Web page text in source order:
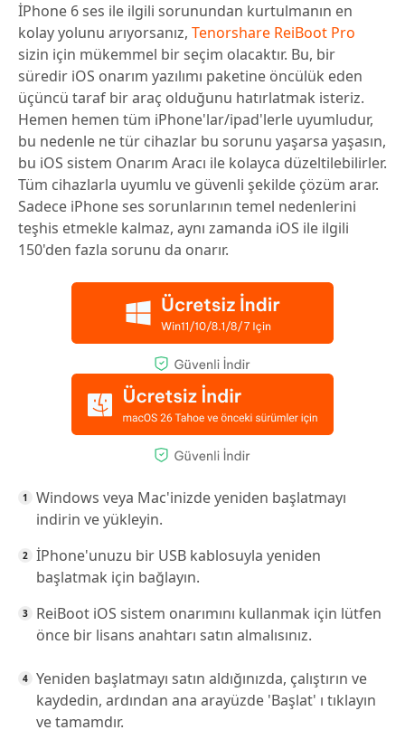
İPhone 6 ses ile ilgili sorunundan kurtulmanın en
kolay yolunu arıyorsanız, Tenorshare ReiBoot Pro
sizin için mükemmel bir seçim olacaktır. Bu, bir
süredir iOS onarım yazılımı paketine öncülük eden
üçüncü taraf bir araç olduğunu hatırlatmak isteriz.
Hemen hemen tüm iPhone'lar/ipad'lerle uyumludur,
bu nedenle ne tür cihazlar bu sorunu yaşarsa yaşasın,
bu iOS sistem Onarım Aracı ile kolayca düzeltilebilirler.
Tüm cihazlarla uyumlu ve güvenli şekilde çözüm arar.
Sadece iPhone ses sorunlarının temel nedenlerini
teşhis etmekle kalmaz, aynı zamanda iOS ile ilgili
150'den fazla sorunu da onarır.
Windows veya Mac'inizde yeniden başlatmayı
indirin ve yükleyin.
İPhone'unuzu bir USB kablosuyla yeniden
başlatmak için bağlayın.
ReiBoot iOS sistem onarımını kullanmak için lütfen
önce bir lisans anahtarı satın almalısınız.
Yeniden başlatmayı satın aldığınızda, çalıştırın ve
kaydedin, ardından ana arayüzde 'Başlat' ı tıklayın
ve tamamdır.